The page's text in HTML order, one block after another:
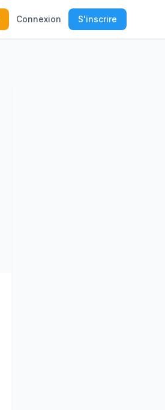
Connexion S'inscrire